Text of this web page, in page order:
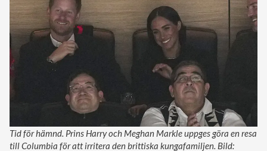
Tid för hämnd. Prins Harry och Meghan Markle uppges göra en resa
till Columbia för att irritera den brittiska kungafamiljen. Bild: